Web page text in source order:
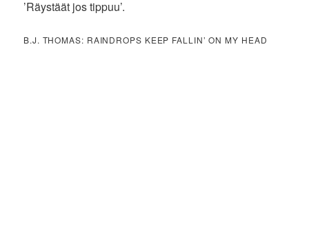
’Räystäät jos tippuu’.
B.J. THOMAS: RAINDROPS KEEP FALLIN’ ON MY HEAD